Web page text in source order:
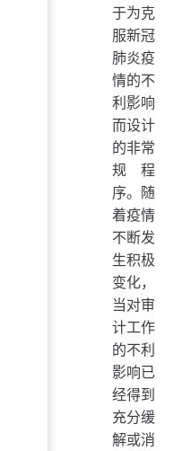
于为克
服新冠
肺炎疫
情的不
利影响
而设计
的非常
规程
序。随
着疫情
不断发
生积极
变化，
当对审
计工作
的不利
影响已
经得到
充分缓
解或消